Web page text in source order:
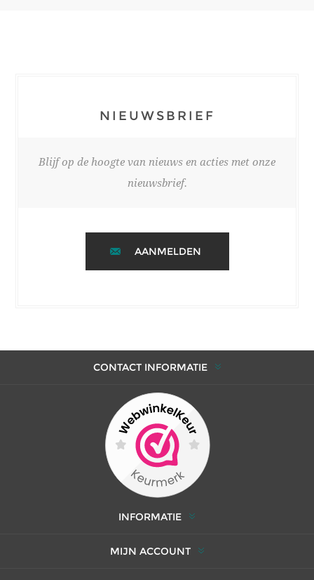
NIEUWSBRIEF
Blijf op de hoogte van nieuws en acties met onze
nieuwsbrief.
AANMELDEN
CONTACT INFORMATIE
INFORMATIE
MIJN ACCOUNT